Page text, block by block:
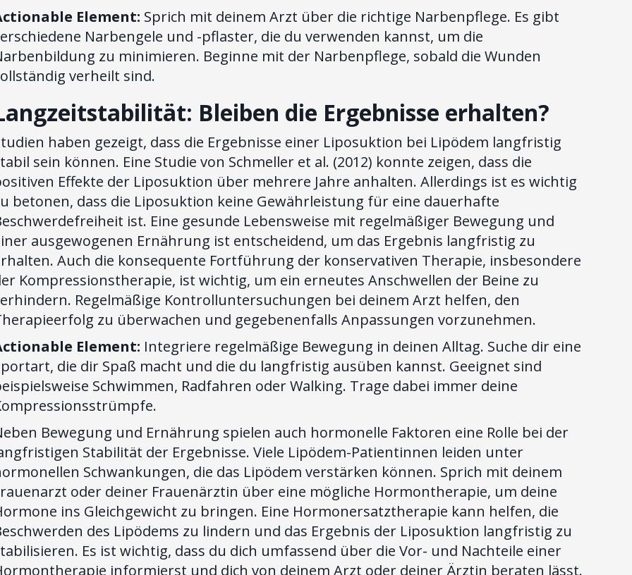
Element: Sprich mit deinem Arzt über die richtige Narbenpflege. Es gibt
Narbengele und -pflaster, die du verwenden kannst, um die
zu minimieren. Beginne mit der Narbenpflege, sobald die Wunden
verheilt sind.
Bleiben die Ergebnisse erhalten?
haben gezeigt, dass die Ergebnisse einer Liposuktion bei Lipödem langfristig
sein können. Eine Studie von Schmeller et al. (2012) konnte zeigen, dass die
Effekte der Liposuktion über mehrere Jahre anhalten. Allerdings ist es wichtig
betonen, dass die Liposuktion keine Gewährleistung für eine dauerhafte
ist. Eine gesunde Lebensweise mit regelmäßiger Bewegung und
ausgewogenen Ernährung ist entscheidend, um das Ergebnis langfristig zu
Auch die konsequente Fortführung der konservativen Therapie, insbesondere
Kompressionstherapie, ist wichtig, um ein erneutes Anschwellen der Beine zu
Regelmäßige Kontrolluntersuchungen bei deinem Arzt helfen, den
zu überwachen und gegebenenfalls Anpassungen vorzunehmen.
Element: Integriere regelmäßige Bewegung in deinen Alltag. Suche dir eine
die dir Spaß macht und die du langfristig ausüben kannst. Geeignet sind
Schwimmen, Radfahren oder Walking. Trage dabei immer deine
Bewegung und Ernährung spielen auch hormonelle Faktoren eine Rolle bei der
Stabilität der Ergebnisse. Viele Lipödem-Patientinnen leiden unter
Schwankungen, die das Lipödem verstärken können. Sprich mit deinem
oder deiner Frauenärztin über eine mögliche Hormontherapie, um deine
ins Gleichgewicht zu bringen. Eine Hormonersatztherapie kann helfen, die
des Lipödems zu lindern und das Ergebnis der Liposuktion langfristig zu
Es ist wichtig, dass du dich umfassend über die Vor- und Nachteile einer
informierst und dich von deinem Arzt oder deiner Ärztin beraten lässt.